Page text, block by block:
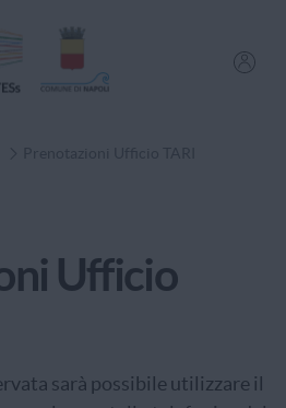
Ufficio
sarà possibile utilizzare il